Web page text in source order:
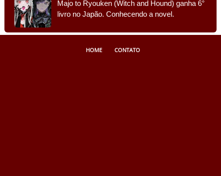
Majo to Ryouken (Witch and Hound) ganha 6°
livro no Japão. Conhecendo a novel.
HOME CONTATO